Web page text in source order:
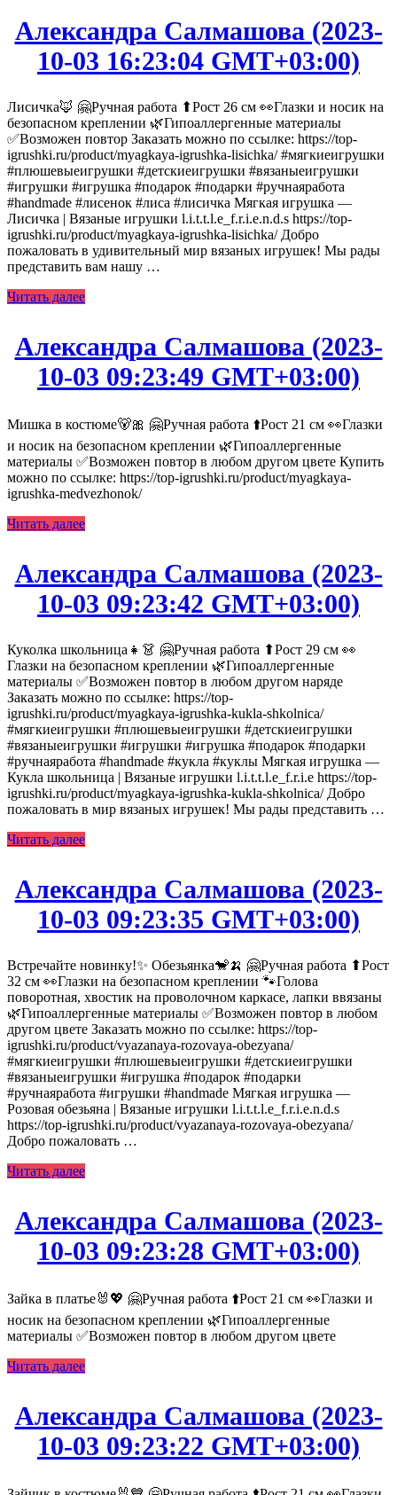
Александра Салмашова (2023-
10-03 16:23:04 GMT+03:00)
Лисичка🦊 🤗Ручная работа ⬆Рост 26 см 👀Глазки и носик на
безопасном креплении 🌿Гипоаллергенные материалы
✅Возможен повтор Заказать можно по ссылке: https://top-
igrushki.ru/product/myagkaya-igrushka-lisichka/ #мягкиеигрушки
#плюшевыеигрушки #детскиеигрушки #вязаныеигрушки
#игрушки #игрушка #подарок #подарки #ручнаяработа
#handmade #лисенок #лиса #лисичка Мягкая игрушка —
Лисичка | Вязаные игрушки l.i.t.t.l.e_f.r.i.e.n.d.s https://top-
igrushki.ru/product/myagkaya-igrushka-lisichka/ Добро
пожаловать в удивительный мир вязаных игрушек! Мы рады
представить вам нашу …
Читать далее
Александра Салмашова (2023-
10-03 09:23:49 GMT+03:00)
Мишка в костюме🐻🎀 🤗Ручная работа ⬆️Рост 21 см 👀Глазки
и носик на безопасном креплении 🌿Гипоаллергенные
материалы ✅Возможен повтор в любом другом цвете Купить
можно по ссылке: https://top-igrushki.ru/product/myagkaya-
igrushka-medvezhonok/
Читать далее
Александра Салмашова (2023-
10-03 09:23:42 GMT+03:00)
Куколка школьница👧👗 🤗Ручная работа ⬆Рост 29 см 👀
Глазки на безопасном креплении 🌿Гипоаллергенные
материалы ✅Возможен повтор в любом другом наряде
Заказать можно по ссылке: https://top-
igrushki.ru/product/myagkaya-igrushka-kukla-shkolnica/
#мягкиеигрушки #плюшевыеигрушки #детскиеигрушки
#вязаныеигрушки #игрушки #игрушка #подарок #подарки
#ручнаяработа #handmade #кукла #куклы Мягкая игрушка —
Кукла школьница | Вязаные игрушки l.i.t.t.l.e_f.r.i.e https://top-
igrushki.ru/product/myagkaya-igrushka-kukla-shkolnica/ Добро
пожаловать в мир вязаных игрушек! Мы рады представить …
Читать далее
Александра Салмашова (2023-
10-03 09:23:35 GMT+03:00)
Встречайте новинку!✨ Обезьянка🐒🍌 🤗Ручная работа ⬆Рост
32 см 👀Глазки на безопасном креплении 🐾Голова
поворотная, хвостик на проволочном каркасе, лапки ввязаны
🌿Гипоаллергенные материалы ✅Возможен повтор в любом
другом цвете Заказать можно по ссылке: https://top-
igrushki.ru/product/vyazanaya-rozovaya-obezyana/
#мягкиеигрушки #плюшевыеигрушки #детскиеигрушки
#вязаныеигрушки #игрушка #подарок #подарки
#ручнаяработа #игрушки #handmade Мягкая игрушка —
Розовая обезьяна | Вязаные игрушки l.i.t.t.l.e_f.r.i.e.n.d.s
https://top-igrushki.ru/product/vyazanaya-rozovaya-obezyana/
Добро пожаловать …
Читать далее
Александра Салмашова (2023-
10-03 09:23:28 GMT+03:00)
Зайка в платье🐰💖 🤗Ручная работа ⬆️Рост 21 см 👀Глазки и
носик на безопасном креплении 🌿Гипоаллергенные
материалы ✅Возможен повтор в любом другом цвете
Читать далее
Александра Салмашова (2023-
10-03 09:23:22 GMT+03:00)